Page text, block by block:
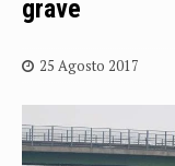
grave
25 Agosto 2017